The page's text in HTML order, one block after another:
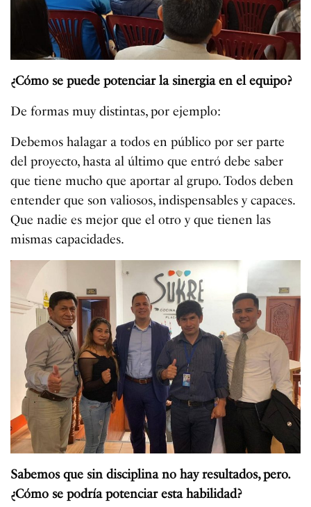
¿Cómo se puede potenciar la sinergia en el equipo?
De formas muy distintas, por ejemplo:
Debemos halagar a todos en público por ser parte
del proyecto, hasta al último que entró debe saber
que tiene mucho que aportar al grupo. Todos deben
entender que son valiosos, indispensables y capaces.
Que nadie es mejor que el otro y que tienen las
mismas capacidades.
Sabemos que sin disciplina no hay resultados, pero.
¿Cómo se podría potenciar esta habilidad?